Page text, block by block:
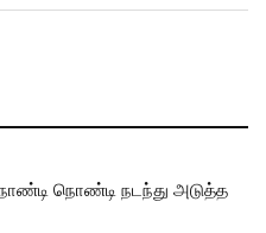
நொண்டி நடந்து அடுத்த